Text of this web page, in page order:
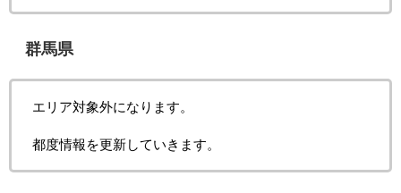
群馬県
エリア対象外になります。
都度情報を更新していきます。